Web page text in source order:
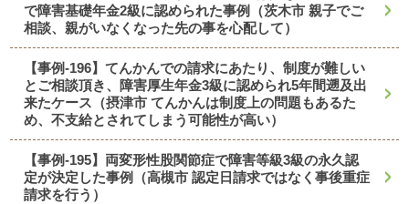
で障害基礎年金2級に認められた事例（茨木市 親子でご
相談、親がいなくなった先の事を心配して）
【事例-196】てんかんでの請求にあたり、制度が難しい
とご相談頂き、障害厚生年金3級に認められ5年間遡及出
来たケース（摂津市 てんかんは制度上の問題もあるた
め、不支給とされてしまう可能性が高い）
【事例-195】両変形性股関節症で障害等級3級の永久認
定が決定した事例（高槻市 認定日請求ではなく事後重症
請求を行う）